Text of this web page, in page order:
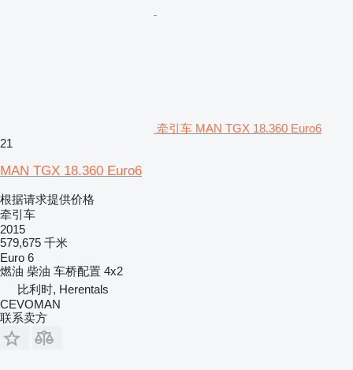
牵引车 MAN TGX 18.360 Euro6
21
MAN TGX 18.360 Euro6
根据请求提供价格
牵引车
2015
579,675 千米
Euro 6
燃油 柴油 车桥配置 4x2
比利时, Herentals
CEVOMAN
联系卖方